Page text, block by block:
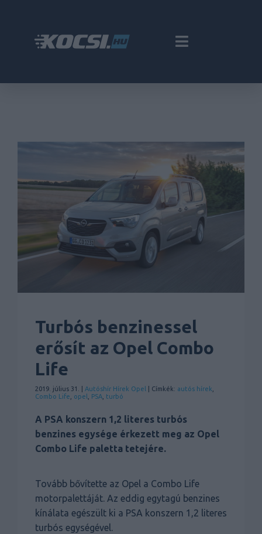
Turbós benzinessel
erősít az Opel Combo
Life
2019. július 31. | Autóshír Hírek Opel | Címkék: autós hírek
Combo Life
opel PSA turbó
A PSA konszern 1,2 literes turbós
benzines egysége érkezett meg az Opel
Combo Life paletta tetejére.
Tovább bővítette az Opel a Combo Life
motorpalettáját. Az eddig egytagú benzines
kínálata egészült ki a PSA konszern 1,2 literes
turbós egységével.